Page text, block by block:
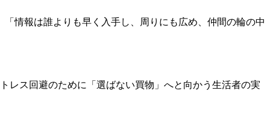
情報は誰よりも早く入手し、周りにも広め、仲間の輪の中
レス回避のために「選ばない買物」へと向かう生活者の実